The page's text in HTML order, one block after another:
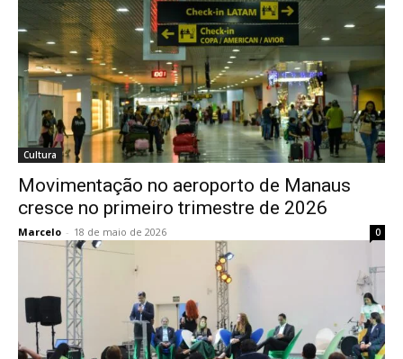
Cultura
Movimentação no aeroporto de Manaus
cresce no primeiro trimestre de 2026
Marcelo - 18 de maio de 2026 0